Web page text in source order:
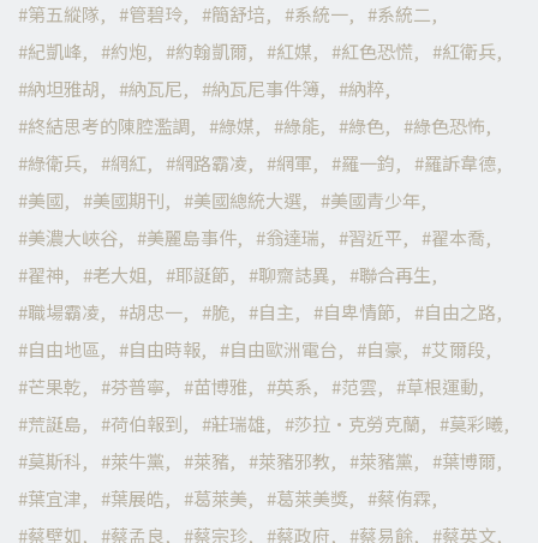
第五縱隊
管碧玲 簡舒培 系統一
系統二
紀凱峰
約炮 約翰凱爾 紅媒 紅色恐慌
紅衛兵
納坦雅胡
納瓦尼 納瓦尼事件簿
納粹
終結思考的陳腔濫調
綠媒 綠能 綠色
綠色恐怖
綠衛兵
網紅 網路霸凌 網軍 羅一鈞
羅訴韋德
美國
美國期刊 美國總統大選
美國青少年
美濃大峽谷
美麗島事件 翁達瑞 習近平
翟本喬
翟神
老大姐 耶誕節 聊齋誌異
聯合再生
職場霸凌
胡忠一 脆 自主 自卑情節
自由之路
自由地區
自由時報 自由歐洲電台 自豪
艾爾段
芒果乾
芬普寧 苗博雅 英系 范雲
草根運動
荒誕島
荷伯報到 莊瑞雄 莎拉·克勞克蘭
莫彩曦
莫斯科
萊牛黨 萊豬 萊豬邪教 萊豬黨
葉博爾
葉宜津
葉展皓 葛萊美 葛萊美獎
蔡侑霖
蔡壁如
蔡孟良 蔡宗珍 蔡政府 蔡易餘
蔡英文